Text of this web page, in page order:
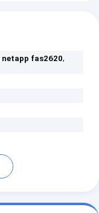
netapp fas2620,